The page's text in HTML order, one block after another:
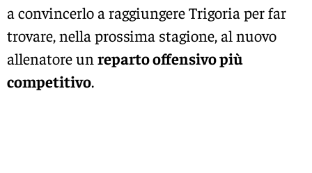
a convincerlo a raggiungere Trigoria per far
trovare, nella prossima stagione, al nuovo
allenatore un reparto offensivo più
competitivo.